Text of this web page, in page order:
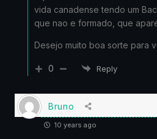
vida canadense tendo um
que nao e formado, que
Desejo muito boa sorte para
0 Reply
Bruno
10 years ago